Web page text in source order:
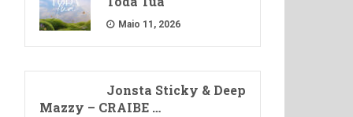
Maio 11, 2026
Jonsta Sticky & Deep
Mazzy – CRAIBE …